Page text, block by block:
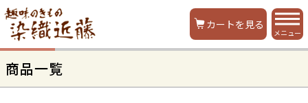
カートを見る
メニュー
商品一覧